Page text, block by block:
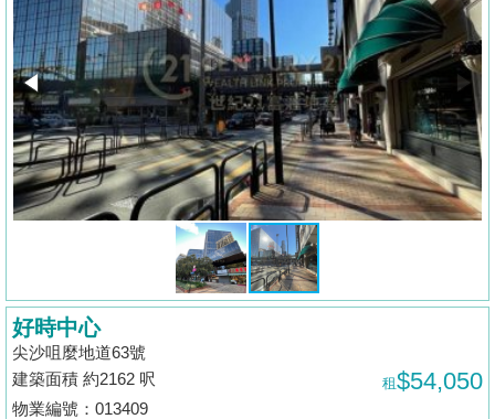
業
主
放
盤
宅
谷
按
地
產
博
客
好時中心
尖沙咀麼地道63號
建築面積 約2162 呎
租$54,050
物業編號：013409